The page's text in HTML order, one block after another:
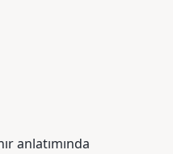
anlatımında